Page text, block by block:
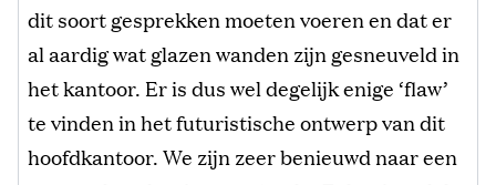
dit soort gesprekken moeten voeren en dat er
al aardig wat glazen wanden zijn gesneuveld in
het kantoor. Er is dus wel degelijk enige ‘flaw’
te vinden in het futuristische ontwerp van dit
hoofdkantoor. We zijn zeer benieuwd naar een